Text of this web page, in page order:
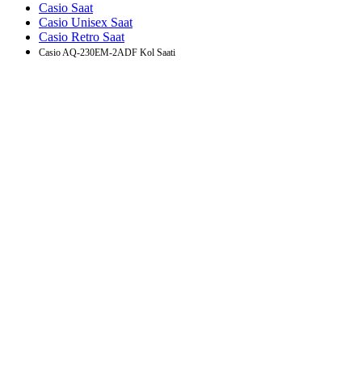
Casio Saat
Casio Unisex Saat
Casio Retro Saat
Casio AQ-230EM-2ADF Kol Saati